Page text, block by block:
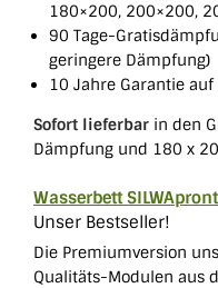
180×200, 200×200,
90 Tage-
geringere Dämpfung)
10 Jahre Garantie
Sofort lieferbar in den
Dämpfung und 180 x
Wasserbett
Unser Bestseller!
Die Premiumversion
Qualitäts-Modulen aus